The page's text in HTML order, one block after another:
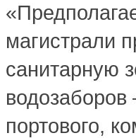
магистрали
санитарную
водозаборов
портового,